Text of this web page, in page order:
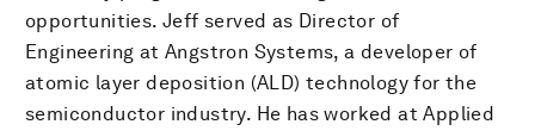
opportunities. Jeff served as Director of
Engineering at Angstron Systems, a developer of
atomic layer deposition (ALD) technology for the
semiconductor industry. He has worked at Applied